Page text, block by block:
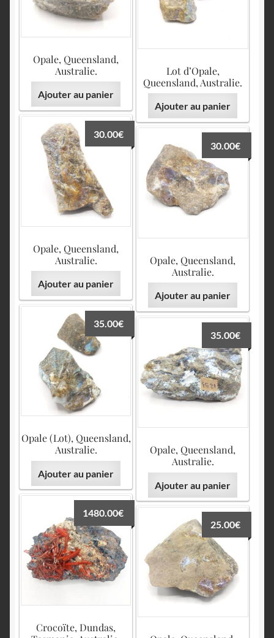
Opale, Queensland,
Australie.
Ajouter au panier
Lot d’Opale,
Queensland, Australie.
Ajouter au panier
Opale, Queensland,
Australie.
30.00€
Ajouter au panier
Opale, Queensland,
Australie.
30.00€
Ajouter au panier
Opale (Lot), Queensland,
Australie.
35.00€
Ajouter au panier
Opale, Queensland,
Australie.
35.00€
Ajouter au panier
Crocoïte, Dundas,
1480.00€
25.00€